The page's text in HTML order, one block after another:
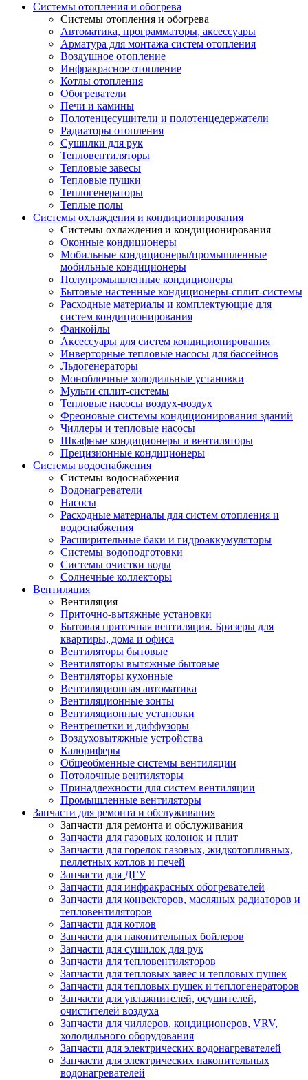
Системы отопления и обогрева
Системы отопления и обогрева
Автоматика, программаторы, аксессуары
Арматура для монтажа систем отопления
Воздушное отопление
Инфракрасное отопление
Котлы отопления
Обогреватели
Печи и камины
Полотенцесушители и полотенцедержатели
Радиаторы отопления
Сушилки для рук
Тепловентиляторы
Тепловые завесы
Тепловые пушки
Теплогенераторы
Теплые полы
Системы охлаждения и кондиционирования
Системы охлаждения и кондиционирования
Оконные кондиционеры
Мобильные кондиционеры/промышленные
мобильные кондиционеры
Полупромышленные кондиционеры
Бытовые настенные кондиционеры-сплит-системы
Расходные материалы и комплектующие для
систем кондиционирования
Фанкойлы
Аксессуары для систем кондиционирования
Инверторные тепловые насосы для бассейнов
Льдогенераторы
Моноблочные холодильные установки
Мульти сплит-системы
Тепловые насосы воздух-воздух
Фреоновые системы кондиционирования зданий
Чиллеры и тепловые насосы
Шкафные кондиционеры и вентиляторы
Прецизионные кондиционеры
Системы водоснабжения
Системы водоснабжения
Водонагреватели
Насосы
Расходные материалы для систем отопления и
водоснабжения
Расширительные баки и гидроаккумуляторы
Системы водоподготовки
Системы очистки воды
Солнечные коллекторы
Вентиляция
Вентиляция
Приточно-вытяжные установки
Бытовая приточная вентиляция. Бризеры для
квартиры, дома и офиса
Вентиляторы бытовые
Вентиляторы вытяжные бытовые
Вентиляторы кухонные
Вентиляционная автоматика
Вентиляционные зонты
Вентиляционные установки
Вентрешетки и диффузоры
Воздуховытяжные устройства
Калориферы
Общеобменные системы вентиляции
Потолочные вентиляторы
Принадлежности для систем вентиляции
Промышленные вентиляторы
Запчасти для ремонта и обслуживания
Запчасти для ремонта и обслуживания
Запчасти для газовых колонок и плит
Запчасти для горелок газовых, жидкотопливных,
пеллетных котлов и печей
Запчасти для ДГУ
Запчасти для инфракрасных обогревателей
Запчасти для конвекторов, масляных радиаторов и
тепловентиляторов
Запчасти для котлов
Запчасти для накопительных бойлеров
Запчасти для сушилок для рук
Запчасти для тепловентиляторов
Запчасти для тепловых завес и тепловых пушек
Запчасти для тепловых пушек и теплогенераторов
Запчасти для увлажнителей, осушителей,
очистителей воздуха
Запчасти для чиллеров, кондиционеров, VRV,
холодильного оборудования
Запчасти для электрических водонагревателей
Запчасти для электрических накопительных
водонагревателей